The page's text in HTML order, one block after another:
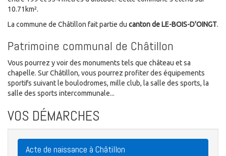
10.71km².
La commune de Châtillon fait partie du canton de LE-BOIS-D'OINGT.
Patrimoine communal de Châtillon
Vous pourrez y voir des monuments tels que château et sa
chapelle. Sur Châtillon, vous pourrez profiter des équipements
sportifs suivant le boulodromes, mille club, la salle des sports, la
salle des sports intercommunale...
VOS DÉMARCHES
Acte de naissance à Châtillon